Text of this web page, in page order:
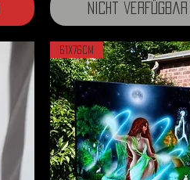
Nicht verfügbar
61x76cm